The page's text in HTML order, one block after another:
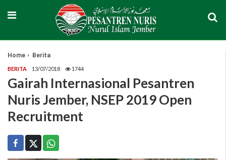
Home Berita
BERITA 13/07/2018 1744
Gairah Internasional Pesantren
Nuris Jember, NSEP 2019 Open
Recruitment